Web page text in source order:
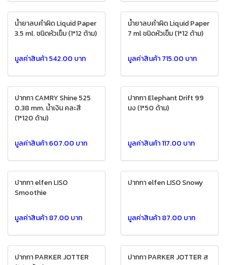
น้ำยาลบคำผิด Liquid Paper
3.5 ml. ชนิดหัวเข็ม (1*12 ด้าม)
มูลค่าสินค้า 542.00 บาท
น้ำยาลบคำผิด Liquid Paper
7 ml ชนิดหัวเข็ม (1*12 ด้าม)
มูลค่าสินค้า 715.00 บาท
ปากกา CAMRY Shine 525
0.38 mm. น้ำเงิน คละสี
(1*120 ด้าม)
มูลค่าสินค้า 607.00 บาท
ปากกา Elephant Drift 99
นง (1*50 ด้าม)
มูลค่าสินค้า 117.00 บาท
ปากกา elfen LISO
Smoothie
มูลค่าสินค้า 87.00 บาท
ปากกา elfen LISO Snowy
มูลค่าสินค้า 87.00 บาท
ปากกา PARKER JOTTER
ปากกา PARKER JOTTER ส